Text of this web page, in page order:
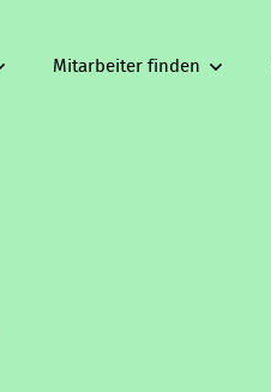
Mitarbeiter finden